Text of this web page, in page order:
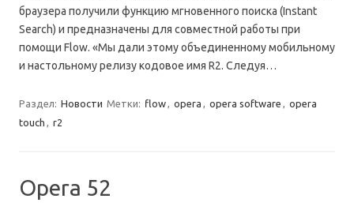
браузера получили функцию мгновенного поиска (Instant
Search) и предназначены для совместной работы при
помощи Flow. «Мы дали этому объединенному мобильному
и настольному релизу кодовое имя R2. Следуя…
Раздел: Новости Метки: flow, opera , opera software , opera
touch , r2
Opera 52